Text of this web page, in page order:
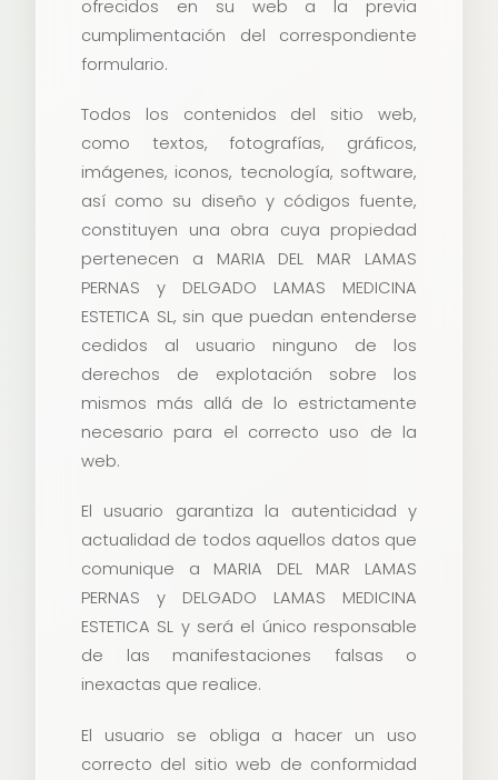
ofrecidos en su web a la previa
cumplimentación del correspondiente
formulario.
Todos los contenidos del sitio web,
como textos, fotografías, gráficos,
imágenes, iconos, tecnología, software,
así como su diseño y códigos fuente,
constituyen una obra cuya propiedad
pertenecen a MARIA DEL MAR LAMAS
PERNAS y DELGADO LAMAS MEDICINA
ESTETICA SL, sin que puedan entenderse
cedidos al usuario ninguno de los
derechos de explotación sobre los
mismos más allá de lo estrictamente
necesario para el correcto uso de la
web.
El usuario garantiza la autenticidad y
actualidad de todos aquellos datos que
comunique a MARIA DEL MAR LAMAS
PERNAS y DELGADO LAMAS MEDICINA
ESTETICA SL y será el único responsable
de las manifestaciones falsas o
inexactas que realice.
El usuario se obliga a hacer un uso
correcto del sitio web de conformidad